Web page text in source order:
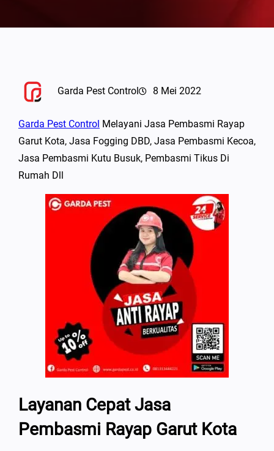
Garda Pest Control 8 Mei 2022
Garda Pest Control Melayani Jasa Pembasmi Rayap
Garut Kota, Jasa Fogging DBD, Jasa Pembasmi Kecoa,
Jasa Pembasmi Kutu Busuk, Pembasmi Tikus Di
Rumah Dll
Layanan Cepat Jasa
Pembasmi Rayap Garut Kota